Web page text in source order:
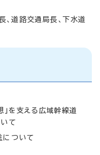
、道路交通局長、下水道
を支える広域幹線道
て
について